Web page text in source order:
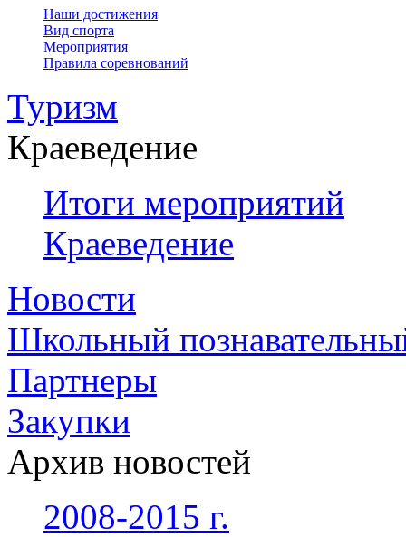
Наши достижения
Вид спорта
Мероприятия
Правила соревнований
Туризм
Краеведение
Итоги мероприятий
Краеведение
Новости
Школьный
Партнеры
Закупки
Архив новостей
2008-2015 г.